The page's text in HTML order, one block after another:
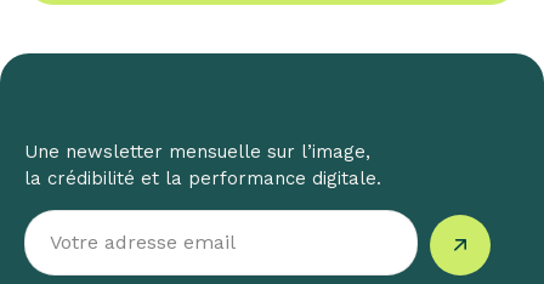
Une newsletter mensuelle sur l’image,
la crédibilité et la performance digitale.